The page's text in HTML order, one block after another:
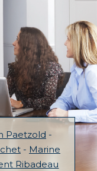
Paetzold -
- Marine
Ribadeau